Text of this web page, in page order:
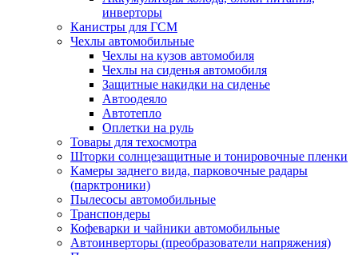
инверторы
Канистры для ГСМ
Чехлы автомобильные
Чехлы на кузов автомобиля
Чехлы на сиденья автомобиля
Защитные накидки на сиденье
Автоодеяло
Автотепло
Оплетки на руль
Товары для техосмотра
Шторки солнцезащитные и тонировочные пленки
Камеры заднего вида, парковочные радары
(парктроники)
Пылесосы автомобильные
Транспондеры
Кофеварки и чайники автомобильные
Автоинверторы (преобразователи напряжения)